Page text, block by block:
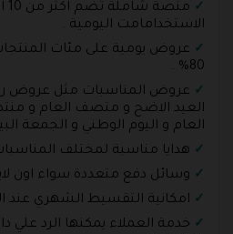
الاستخدامامت اليومية .
عروض يومية على مئات
80% .
عروض المناسبات مثل عروض
العيد الاضح و متصف العام و
العام و اليوم الوطني و الجمعة
هدايا مناسبة لمختلف
وسائل دفع متعددة سواء اون
امكانية التقسيط الشهري عند
خدمة العملاء يمكنها الرد